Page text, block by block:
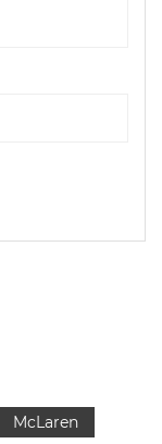
McLaren